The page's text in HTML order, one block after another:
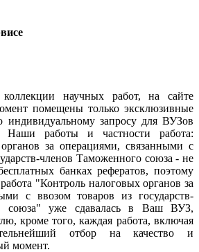
научных работ, на сайте
помещены только эксклюзивные
индивидуальному запросу для ВУЗов
Наши работы и частности работа:
за операциями, связанными с
членов Таможенного союза - не
банках рефератов, поэтому
"Контроль налоговых органов за
с ввозом товаров из государств-
союза" уже сдавалась в Ваш ВУЗ,
кроме того, каждая работа, включая
отбор на качество и
момент.